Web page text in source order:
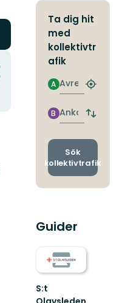
Ta dig hit
med
kollektivtr
afik
Avresa
A
Hitta
Ankomst
B
Byt
och
Sök
kollektivtrafik
Guider
S:t